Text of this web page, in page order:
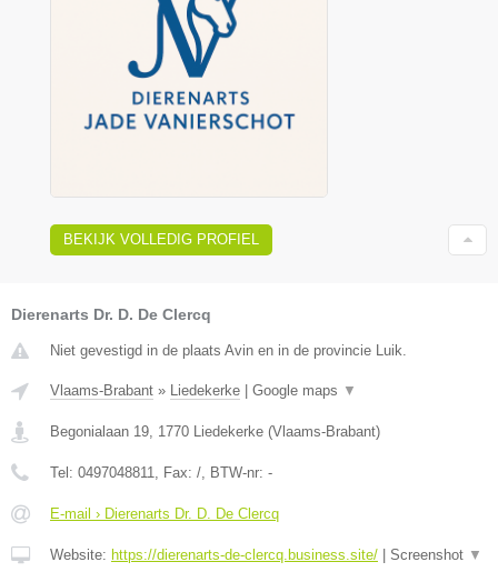
BEKIJK VOLLEDIG PROFIEL
Dierenarts Dr. D. De Clercq
Niet gevestigd in de plaats Avin en in de provincie Luik.
Vlaams-Brabant » Liedekerke Google maps ▼
Begonialaan 19, 1770 Liedekerke (Vlaams-Brabant)
Tel: 0497048811, Fax: /, BTW-nr: -
E-mail › Dierenarts Dr. D. De Clercq
Website: https://dierenarts-de-clercq.business.site/ Screenshot ▼